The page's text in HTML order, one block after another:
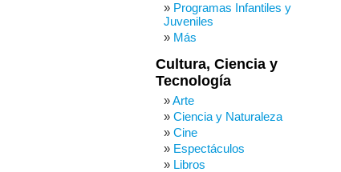
Programas Infantiles y
Juveniles
Más
Cultura, Ciencia y
Tecnología
Arte
Ciencia y Naturaleza
Cine
Espectáculos
Libros